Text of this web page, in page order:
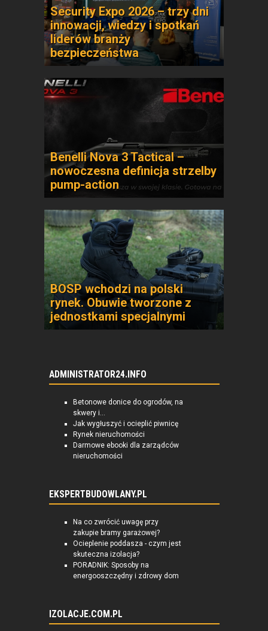
Security Expo 2026 – trzy dni
innowacji, wiedzy i spotkań
liderów branży
bezpieczeństwa
Benelli Nova 3 Tactical –
nowoczesna definicja strzelby
pump-action
BOSP wchodzi na polski
rynek. Obuwie tworzone z
jednostkami specjalnymi
ADMINISTRATOR24.INFO
Betonowe donice do ogrodów, na
skwery i...
Jak wygłuszyć i ocieplić piwnicę
Rynek nieruchomości
Darmowe ebooki dla zarządców
nieruchomości
EKSPERTBUDOWLANY.PL
Na co zwrócić uwagę przy
zakupie bramy garażowej?
Ocieplenie poddasza - czym jest
skuteczna izolacja?
PORADNIK: Sposoby na
energooszczędny i zdrowy dom
IZOLACJE.COM.PL